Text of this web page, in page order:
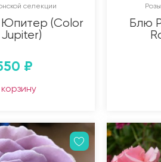
селекции
(Color
₽
Блю